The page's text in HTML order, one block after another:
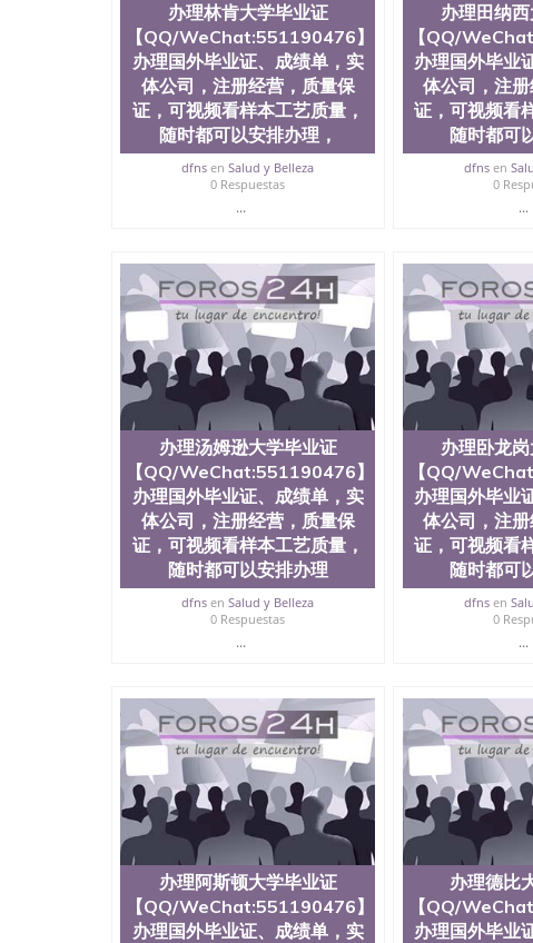
办理林肯大学毕业证
【QQ/WeChat:551190476】
办理国外毕业证、成绩单，实
体公司，注册经营，质量保
证，可视频看样本工艺质量，
随时都可以安排办理，
dfns enSalud y Belleza
0 Respuestas
...
办理田纳
【QQ/
办理国外毕业
体公司，注
证，可视频看
随时都可
dfnsen
0
...
办理汤姆逊大学毕业证
【QQ/WeChat:551190476】
办理国外毕业证、成绩单，实
体公司，注册经营，质量保
证，可视频看样本工艺质量，
随时都可以安排办理
dfns enSalud y Belleza
0 Respuestas
...
办理卧龙
【QQ/
办理国外毕业
体公司，注
证，可视频看
随时都可
dfnsen
0
...
办理阿斯顿大学毕业证
【QQ/WeChat:551190476】
办理国外毕业证、成绩单，实
办理德比
【QQ/
办理国外毕业